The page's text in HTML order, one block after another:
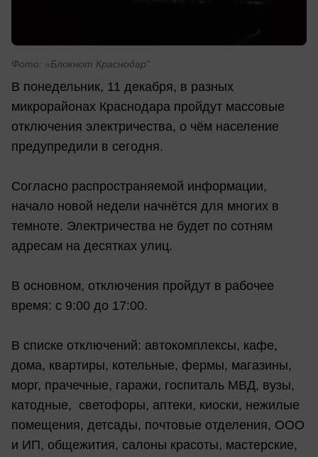
Фото: «Блокнот Краснодар"
В понедельник, 11 декабря, в разных
микрорайонах Краснодара пройдут массовые
отключения электричества, о чём население
предупредили в сегодня.
Согласно распространяемой информации,
начало новой недели начнётся для многих в
темноте. Электричества не будет по сотням
адресам на десятках улиц.
В основном, отключения пройдут в рабочее
время: с 9:00 до 17:00.
В списке отключений: автокомплексы, кафе,
дома, квартиры, котельные, фермы, магазины,
морг, прачечные, гаражи, госпиталь МВД, вузы,
катодные, светофоры, аптеки, киоски, нежилые
помещения, детсады, почтовые отделения, ООО
и ИП, общежития, салоны красоты, мастерские,